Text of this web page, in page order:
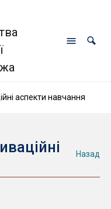
аспекти навчання
Назад